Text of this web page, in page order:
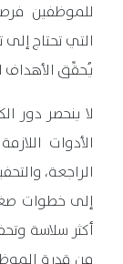
للموظفين
التي تحتاج
يُحقِّق الأهداف
لا ينحصر دور
الأدوات
الراجعة،
إلى خطوات
أكثر سلاسة